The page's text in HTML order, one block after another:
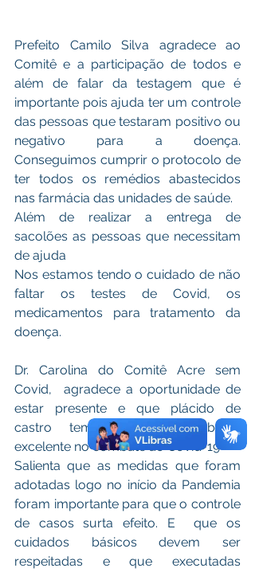
Prefeito Camilo Silva agradece ao
Comitê e a participação de todos e
além de falar da testagem que é
importante pois ajuda ter um controle
das pessoas que testaram positivo ou
negativo para a doença.
Conseguimos cumprir o protocolo de
ter todos os remédios abastecidos
nas farmácia das unidades de saúde.
Além de realizar a entrega de
sacolões as pessoas que necessitam
de ajuda
Nos estamos tendo o cuidado de não
faltar os testes de Covid, os
medicamentos para tratamento da
doença.
Dr. Carolina do Comitê Acre sem
Covid,  agradece a oportunidade de
estar presente e que plácido de
castro tem feito um trabalho
excelente no combate ao Covid-19
Salienta que as medidas que foram
adotadas logo no início da Pandemia
foram importante para que o controle
de casos surta efeito. E  que os
cuidados básicos devem ser
respeitadas e que executadas